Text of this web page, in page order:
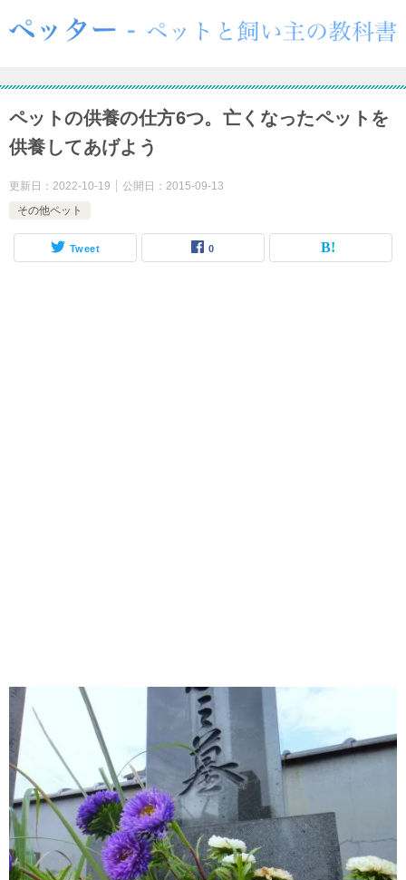
ペットの供養の仕方6つ。亡くなったペットを
供養してあげよう
更新日： 2022-10-19 公開日： 2015-09-13
その他ペット
Tweet 0